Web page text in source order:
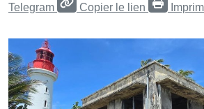
Telegram Copier le lien